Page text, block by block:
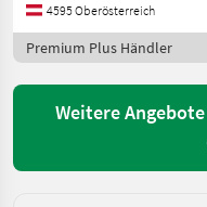
4595 Oberösterreich
Premium Plus Händler
Weitere